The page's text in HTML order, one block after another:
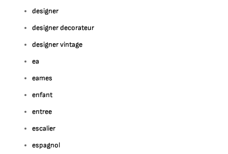
designer
designer decorateur
designer vintage
ea
eames
enfant
entree
escalier
espagnol